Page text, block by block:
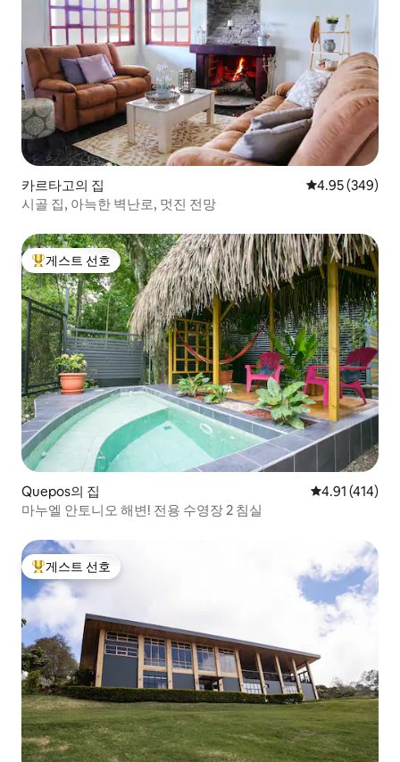
카르타고의 집 평점 4.95점(5
4.95 (349)
시골 집, 아늑한 벽난로, 멋진 전망
상위 게스트 선호
게스트 선호
Quepos의 집 평점 4.91점(5
4.91 (414)
마누엘 안토니오 해변! 전용 수영장 2 침실
상위 게스트 선호
게스트 선호